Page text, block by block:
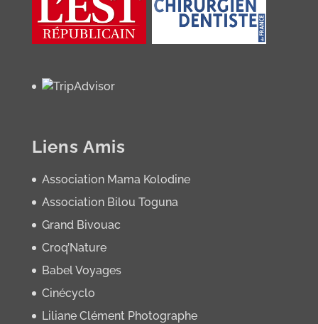
Liens Amis
Association Mama Kolodine
Association Bilou Toguna
Grand Bivouac
Croq’Nature
Babel Voyages
Cinécyclo
Liliane Clément Photographe